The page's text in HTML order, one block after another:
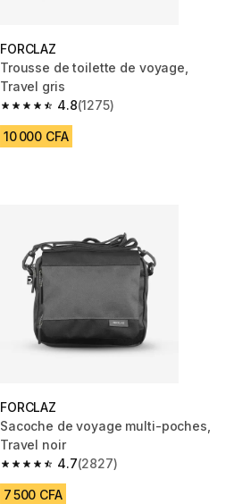
FORCLAZ
Trousse de toilette de voyage,
Travel gris
4.8
4.8 out of 5 stars from 1275 reviews
(1275)
10 000 CFA
FORCLAZ
Sacoche de voyage multi-poches,
Travel noir
4.7
4.7 out of 5 stars from 2827 reviews
(2827)
7 500 CFA